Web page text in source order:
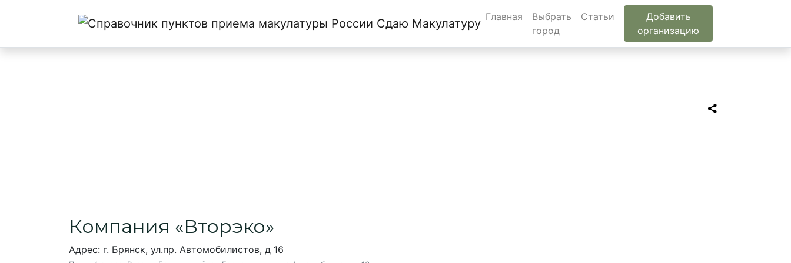
Сдаю Макулатуру Главная
Выбрать
город
Статьи
Добавить
организацию
Компания «Вторэко»
Адрес: г. Брянск, ул.пр. Автомобилистов, д 16